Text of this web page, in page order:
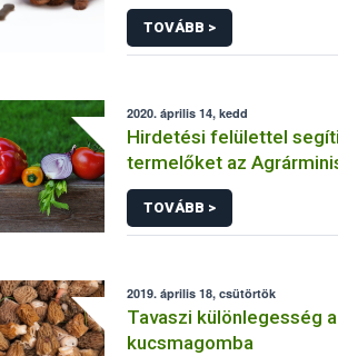
TOVÁBB >
2020. április 14, kedd
Hirdetési felülettel
termelőket az
Nébih
TOVÁBB >
2019. április 18, csütörtök
Tavaszi különlegesség a
kucsmagomba